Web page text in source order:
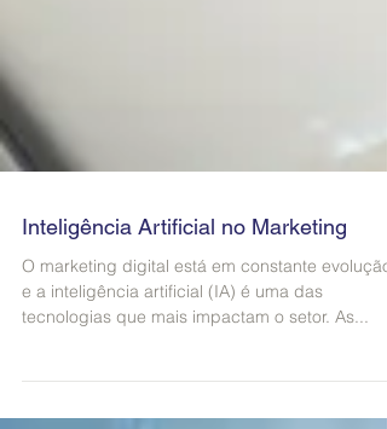
Inteligência Artificial no Marketing
O marketing digital está em constante evolução,